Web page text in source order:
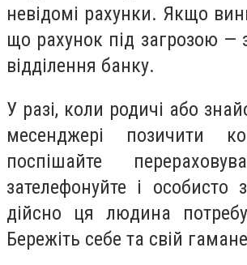
невідомі рахунки. Якщо
що рахунок під загрозою —
відділення банку.
У разі, коли родичі або
месенджері позичити
поспішайте
зателефонуйте і особисто
дійсно ця людина
Бережіть себе та свій